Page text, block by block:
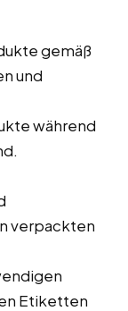
gemäß
und
während
verpackten
Etiketten